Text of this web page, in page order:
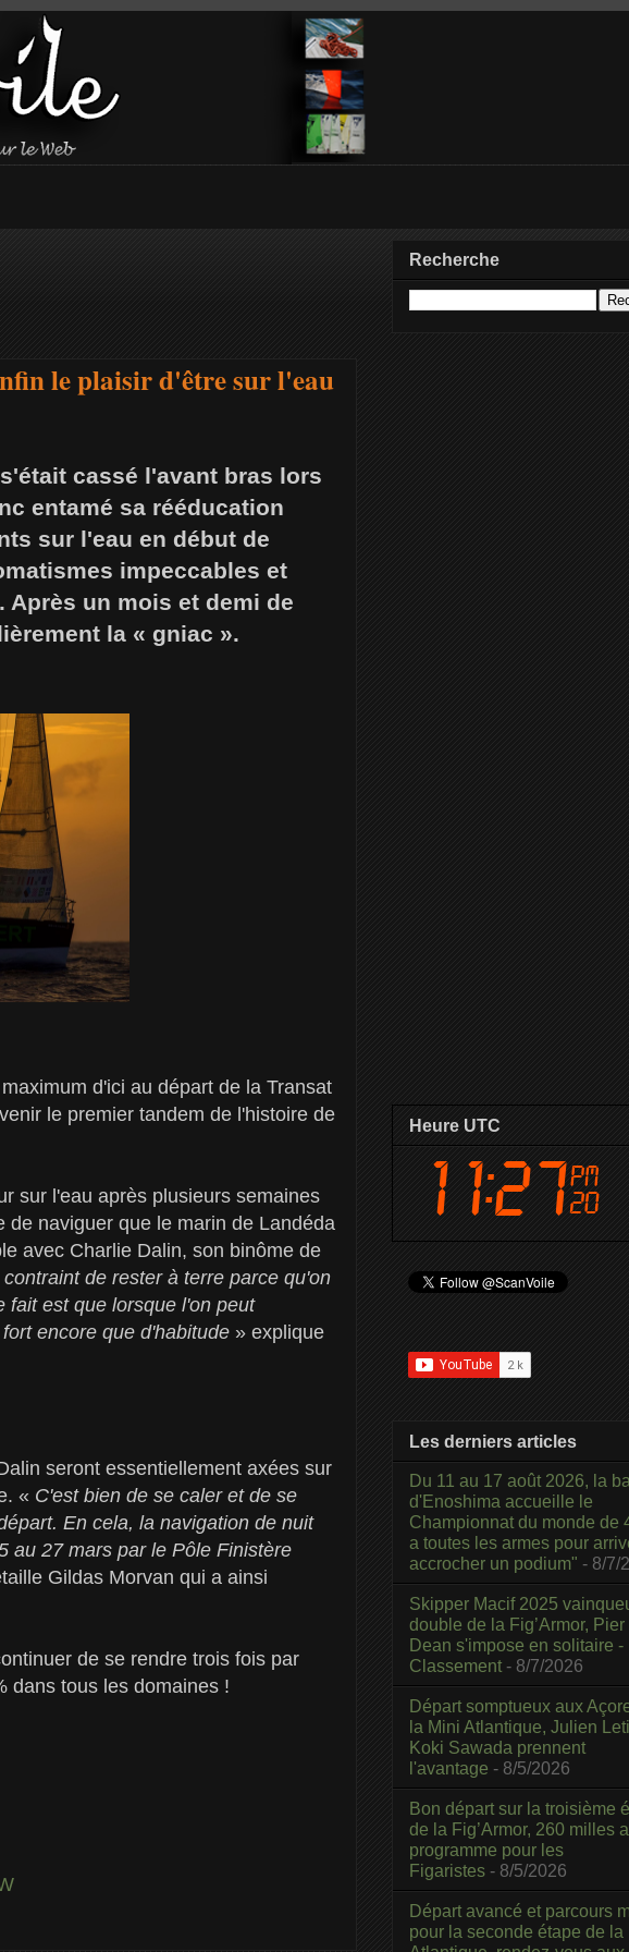
le plaisir d'être sur l'eau
cassé l'avant bras lors
entamé sa rééducation
sur l'eau en début de
impeccables et
un mois et demi de
la « gniac ».
d'ici au départ de la Transat
le premier tandem de l'histoire de
sur l'eau après plusieurs semaines
naviguer que le marin de Landéda
avec Charlie Dalin, son binôme de
contraint de rester à terre parce qu'on
fait est que lorsque l'on peut
encore que d'habitude » explique
seront essentiellement axées sur
« C'est bien de se caler et de se
En cela, la navigation de nuit
au 27 mars par le Pôle Finistère
Gildas Morvan qui a ainsi
de se rendre trois fois par
dans tous les domaines !
Recherche
Heure UTC
Les derniers articles
Du 11 au 17 août 2026, la
d'Enoshima accueille le
Championnat du monde de
a toutes les armes pour
accrocher un podium" - 8/7/
Skipper Macif 2025
double de la Fig’Armor,
Dean s'impose en solitaire -
Classement - 8/7/2026
Départ somptueux aux
la Mini Atlantique, Julien
Koki Sawada prennent
l'avantage - 8/5/2026
Bon départ sur la troisième
de la Fig’Armor, 260 milles
programme pour les
Figaristes - 8/5/2026
Départ avancé et parcours
pour la seconde étape de la